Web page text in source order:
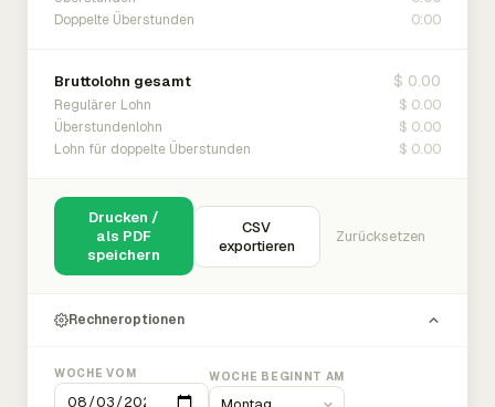
Doppelte Überstunden 0:00
Bruttolohn gesamt $ 0.00
Regulärer Lohn $ 0.00
Überstundenlohn $ 0.00
Lohn für doppelte Überstunden $ 0.00
Drucken /
als PDF
speichern
CSV
exportieren
Zurücksetzen
Rechneroptionen
WOCHE VOM WOCHE BEGINNT AM